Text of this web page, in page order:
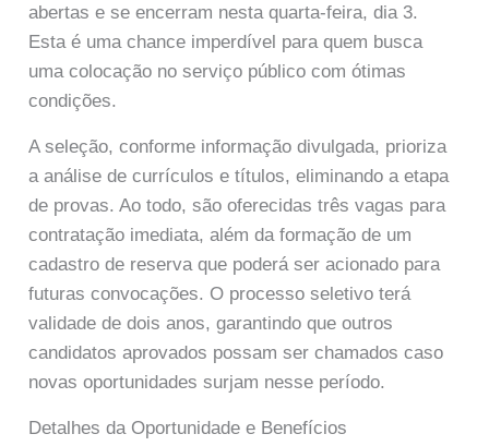
abertas e se encerram nesta quarta-feira, dia 3.
Esta é uma chance imperdível para quem busca
uma colocação no serviço público com ótimas
condições.
A seleção, conforme informação divulgada, prioriza
a análise de currículos e títulos, eliminando a etapa
de provas. Ao todo, são oferecidas três vagas para
contratação imediata, além da formação de um
cadastro de reserva que poderá ser acionado para
futuras convocações. O processo seletivo terá
validade de dois anos, garantindo que outros
candidatos aprovados possam ser chamados caso
novas oportunidades surjam nesse período.
Detalhes da Oportunidade e Benefícios